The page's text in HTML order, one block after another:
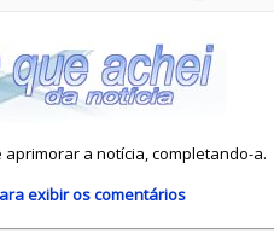
a notícia, completando-a.
exibir os comentários